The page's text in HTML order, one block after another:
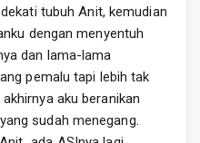
tubuh Anit, kemudian
dengan menyentuh
dan lama-lama
pemalu tapi lebih tak
aku beranikan
sudah menegang.